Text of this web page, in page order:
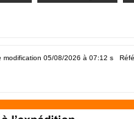
modification 05/08/2026 à 07:12 s